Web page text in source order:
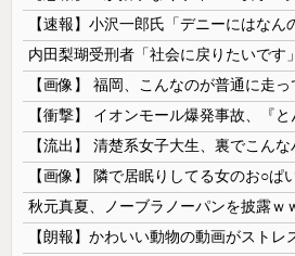
内田梨瑚受刑者「社会に戻りたいです」